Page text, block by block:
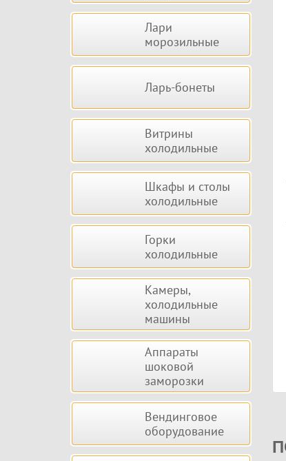
Лари
морозильные
Ларь-бонеты
Витрины
холодильные
Шкафы и столы
холодильные
Горки
холодильные
Камеры,
холодильные
машины
Аппараты
шоковой
заморозки
Вендинговое
оборудование